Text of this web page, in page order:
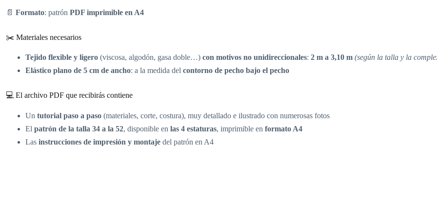
📄 Formato: patrón PDF imprimible en A4
✂️ Materiales necesarios
Tejido flexible y ligero (viscosa, algodón, gasa doble…) con motivos no unidireccionales: 2 m a 3,10 m (según la talla y la
Elástico plano de 5 cm de ancho: a la medida del contorno de pecho bajo el pecho
💻 El archivo PDF que recibirás contiene
Un tutorial paso a paso (materiales, corte, costura), muy detallado e ilustrado con numerosas fotos
El patrón de la talla 34 a la 52, disponible en las 4 estaturas, imprimible en formato A4
Las instrucciones de impresión y montaje del patrón en A4